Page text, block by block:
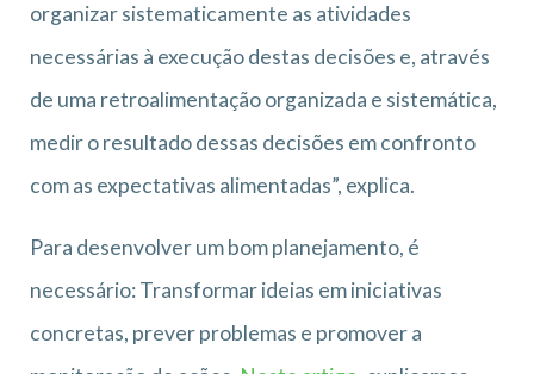
organizar sistematicamente as atividades
necessárias à execução destas decisões e, através
de uma retroalimentação organizada e sistemática,
medir o resultado dessas decisões em confronto
com as expectativas alimentadas”, explica.
Para desenvolver um bom planejamento, é
necessário: Transformar ideias em iniciativas
concretas, prever problemas e promover a